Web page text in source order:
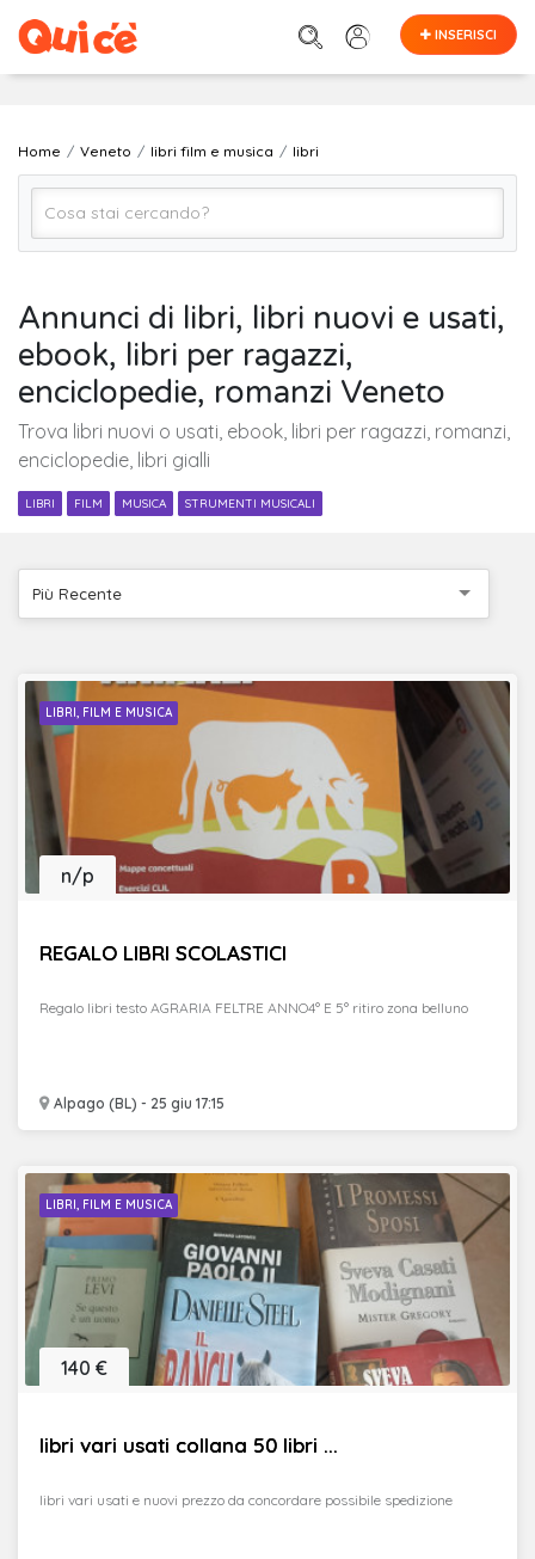
INSERISCI
Home Veneto libri film e musica libri
VENETO (regione)
Cerca
Annunci di libri, libri nuovi e usati,
ebook, libri per ragazzi,
enciclopedie, romanzi Veneto
Trova libri nuovi o usati, ebook, libri per ragazzi, romanzi,
enciclopedie, libri gialli
LIBRI FILM MUSICA STRUMENTI MUSICALI
Più Recente
LIBRI, FILM E MUSICA
REGALO LIBRI SCOLASTICI
Alpago (BL) - 25 giu 17:15
n/p
Regalo libri testo AGRARIA FELTRE ANNO4° E 5° ritiro zona belluno
LIBRI, FILM E MUSICA
libri vari usati collana 50 libri ...
140 €
libri vari usati e nuovi prezzo da concordare possibile spedizione